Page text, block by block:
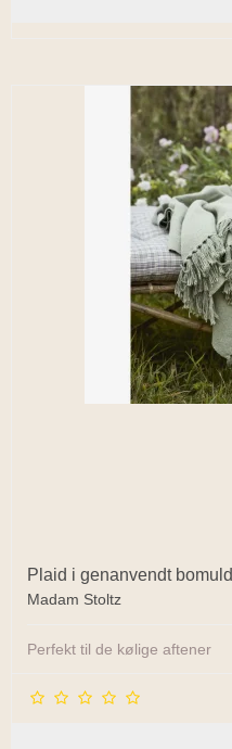
Plaid i genanvendt bomuld
Madam Stoltz
Perfekt til de kølige aftener